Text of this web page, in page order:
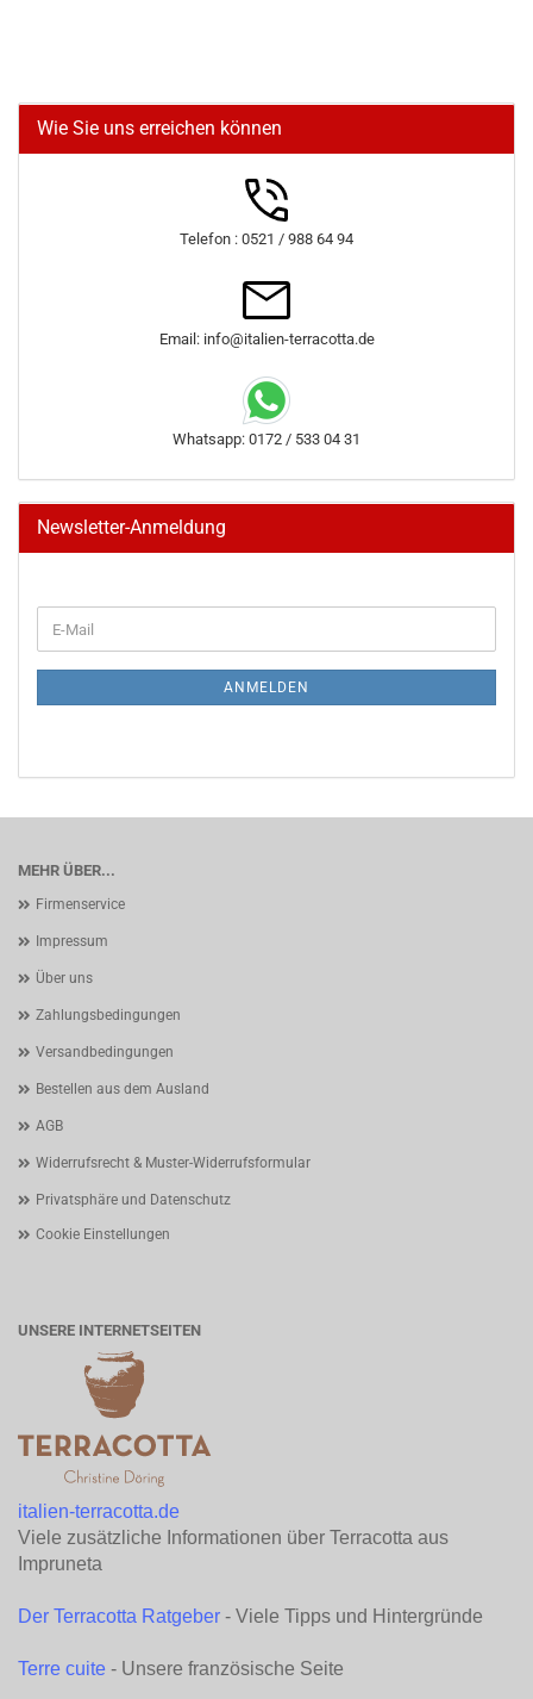
Wie Sie uns erreichen können
Telefon : 0521 / 988 64 94
Email: info@italien-terracotta.de
Whatsapp: 0172 / 533 04 31
Newsletter-Anmeldung
ZUR
E-
Mail
ANMELDEN
MEHR ÜBER...
Firmenservice
Impressum
Über uns
Zahlungsbedingungen
Versandbedingungen
Bestellen aus dem Ausland
AGB
Widerrufsrecht & Muster-Widerrufsformular
Privatsphäre und Datenschutz
Cookie Einstellungen
UNSERE INTERNETSEITEN
italien-terracotta.de
Viele zusätzliche Informationen über Terracotta aus
Impruneta
Der Terracotta Ratgeber - Viele Tipps und Hintergründe
Terre cuite - Unsere französische Seite